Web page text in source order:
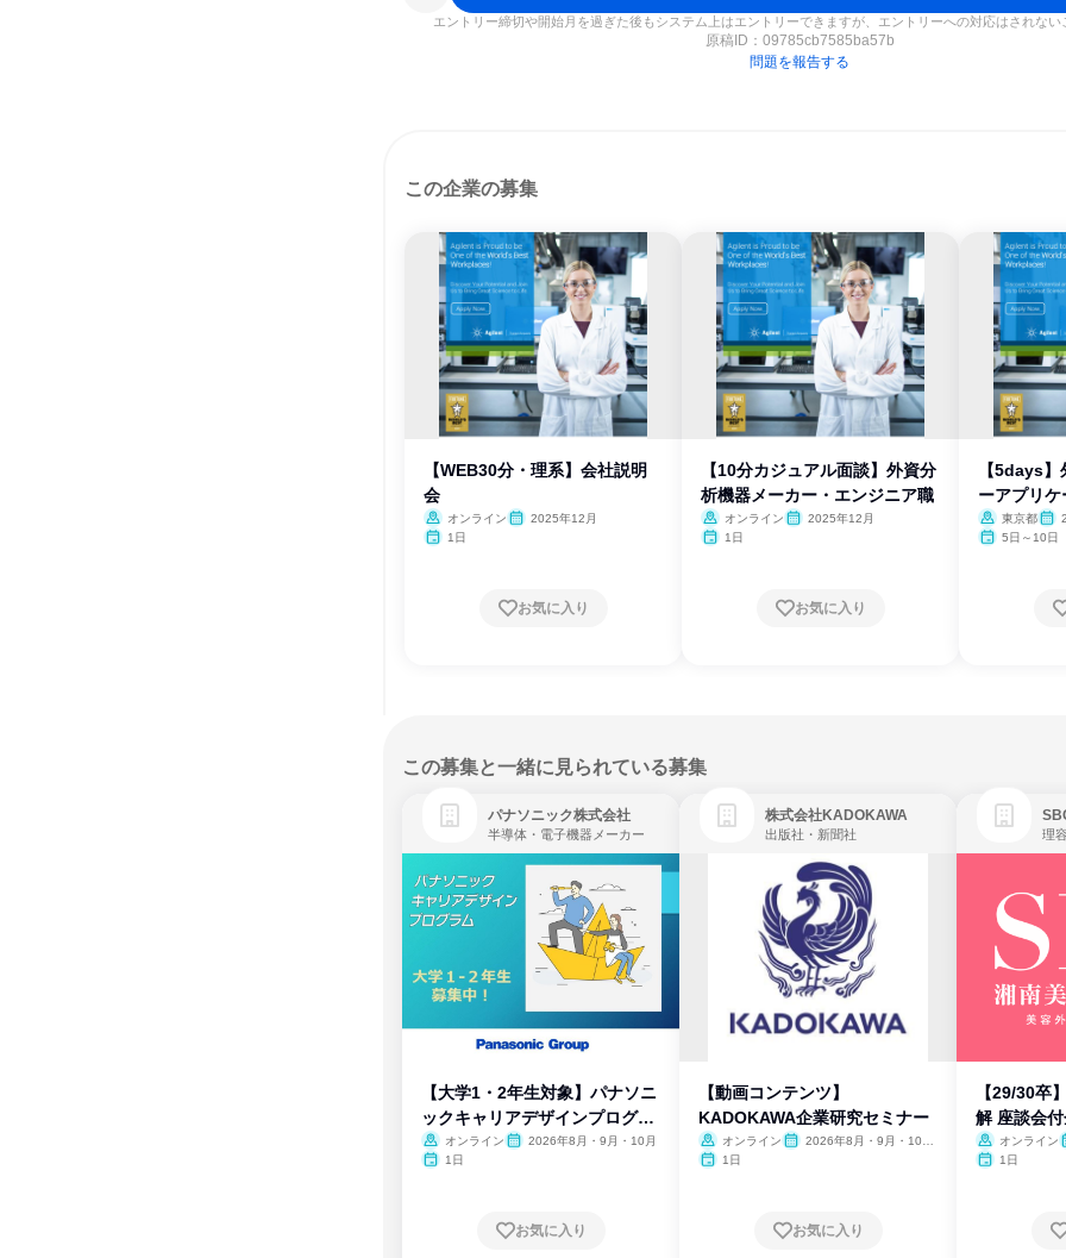
エントリー締切や開始月を過ぎた後もシステム上はエントリーできますが、エントリーへの対応はされない
原稿ID： 09785cb7585ba57b
問題を報告する
この企業の募集
【WEB30分・理系】会社説明
会
オンライン
2025年12月
1日
お気に入り
【10分カジュアル面談】外資分
析機器メーカー・エンジニア職
オンライン
2025年12月
1日
お気に入り
【5days
ーアプリ
東京都
5日～10日
この募集と一緒に見られている募集
パナソニック株式会社
半導体・電子機器メーカー
【大学1・2年生対象】パナソニ
ックキャリアデザインプログラ
ム
オンライン
2026年8月・9月・10月
1日
お気に入り
株式会社KADOKAWA
出版社・新聞社
【動画コンテンツ】
KADOKAWA企業研究セミナー
オンライン
2026年8月・9月・10
1日
お気に入り
【29/30卒
解 座談会
オンライン
1日